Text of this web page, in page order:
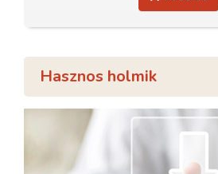
Hasznos holmik